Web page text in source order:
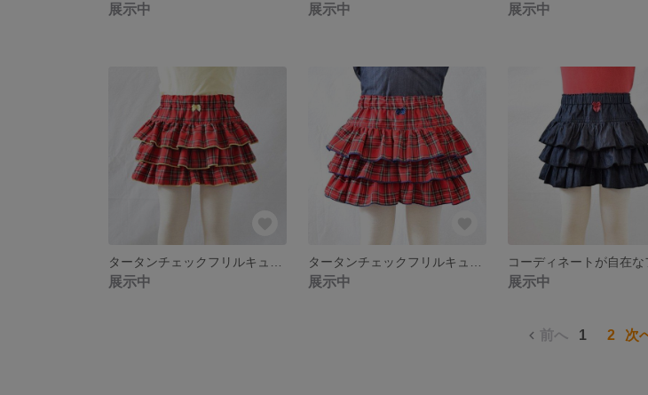
展示中 展示中 展示中
展示中 展示中 展示中
前へ 1 2 次